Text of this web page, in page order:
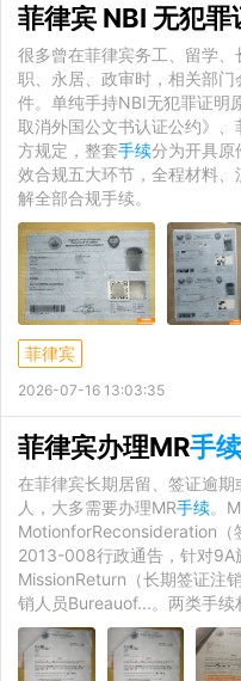
很多曾在菲律宾务工、留学
职、永居、政审时，相关部
件。单纯手持NBI无犯罪证明
取消外国公文书认证公约》
方规定，整套手续分为开具原
效合规五大环节，全程材料
解全部合规手续。
菲律宾
2026-07-16 13:03:35
菲律宾办理MR手续
在菲律宾长期居留、签证逾
人，大多需要办理MR手续。
MotionforReconsideration（
2013-008行政通告，针对9A
MissionReturn（长期签证注
销人员Bureauof...。两类手续